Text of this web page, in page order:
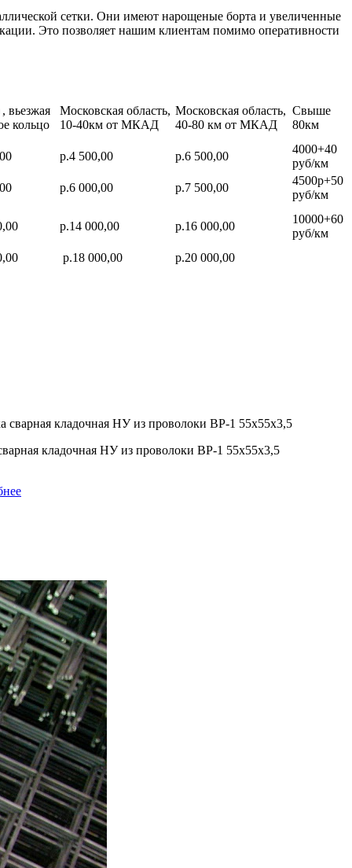
сетки. Они имеют нарощеные борта и увеличенные
Это позволяет нашим клиентам помимо оперативности
вьезжая
кольцо
Московская область,
10-40км от МКАД
Московская область,
40-80 км от МКАД
Свыше
80км
р.4 500,00 р.6 500,00
4000+40
руб/км
р.6 000,00 р.7 500,00
4500р+50
руб/км
р.14 000,00 р.16 000,00
10000+60
руб/км
р.18 000,00
р.20 000,00
кладочная НУ из проволоки ВР-1 55х55х3,5